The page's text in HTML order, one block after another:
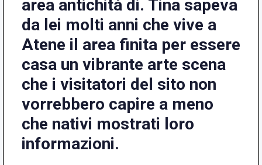
area antichità di. Tina sapeva
da lei molti anni che vive a
Atene il area finita per essere
casa un vibrante arte scena
che i visitatori del sito non
vorrebbero capire a meno
che nativi mostrati loro
informazioni.